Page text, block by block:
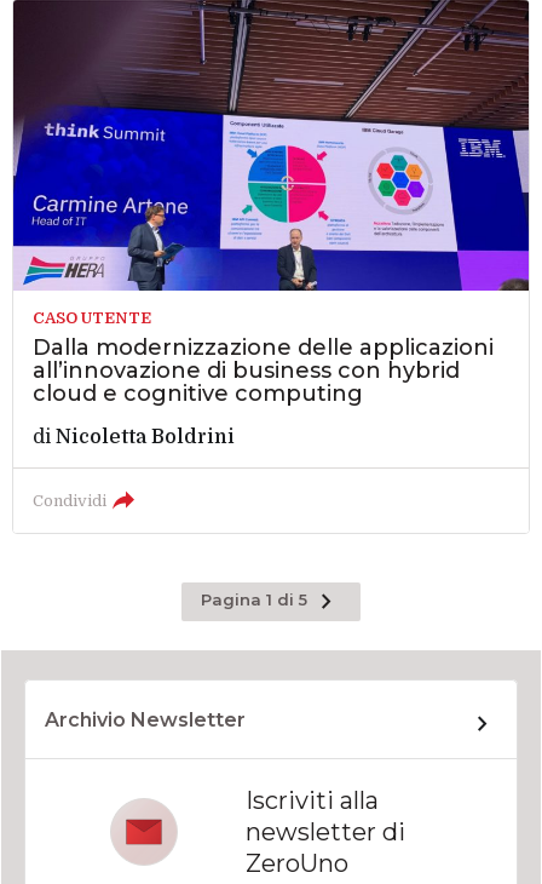
CASO UTENTE
Dalla modernizzazione delle applicazioni
all’innovazione di business con hybrid
cloud e cognitive computing
diNicoletta Boldrini
Condividi
Pagina 1 di 5
Pagina
successiva
Archivio Newsletter
Iscriviti alla
newsletter di
ZeroUno